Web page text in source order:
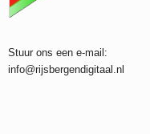
Stuur ons een e-mail:
info@rijsbergendigitaal.nl